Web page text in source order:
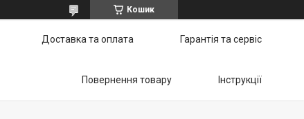
Кошик
Доставка та оплата Гарантія та сервіс
Повернення товару Інструкції